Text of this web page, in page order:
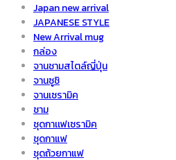
Japan new arrival
JAPANESE STYLE
New Arrival mug
กล่อง
จานชามสไตล์ญี่ปุ่น
จานซูชิ
จานเซรามิค
ชาม
ชุดกาเเฟเซรามิค
ชุดกาแฟ
ชุดถ้วยกาแฟ